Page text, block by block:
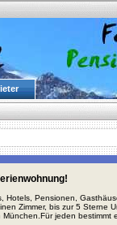
Hotels, Pensionen,
Zimmer, bis zur 5 Sterne
jeden bestimmt